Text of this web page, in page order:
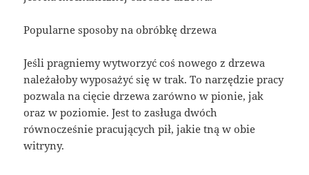
Popularne sposoby na obróbkę drzewa
Jeśli pragniemy wytworzyć coś nowego z drzewa
należałoby wyposażyć się w trak. To narzędzie pracy
pozwala na cięcie drzewa zarówno w pionie, jak
oraz w poziomie. Jest to zasługa dwóch
równocześnie pracujących pił, jakie tną w obie
witryny.